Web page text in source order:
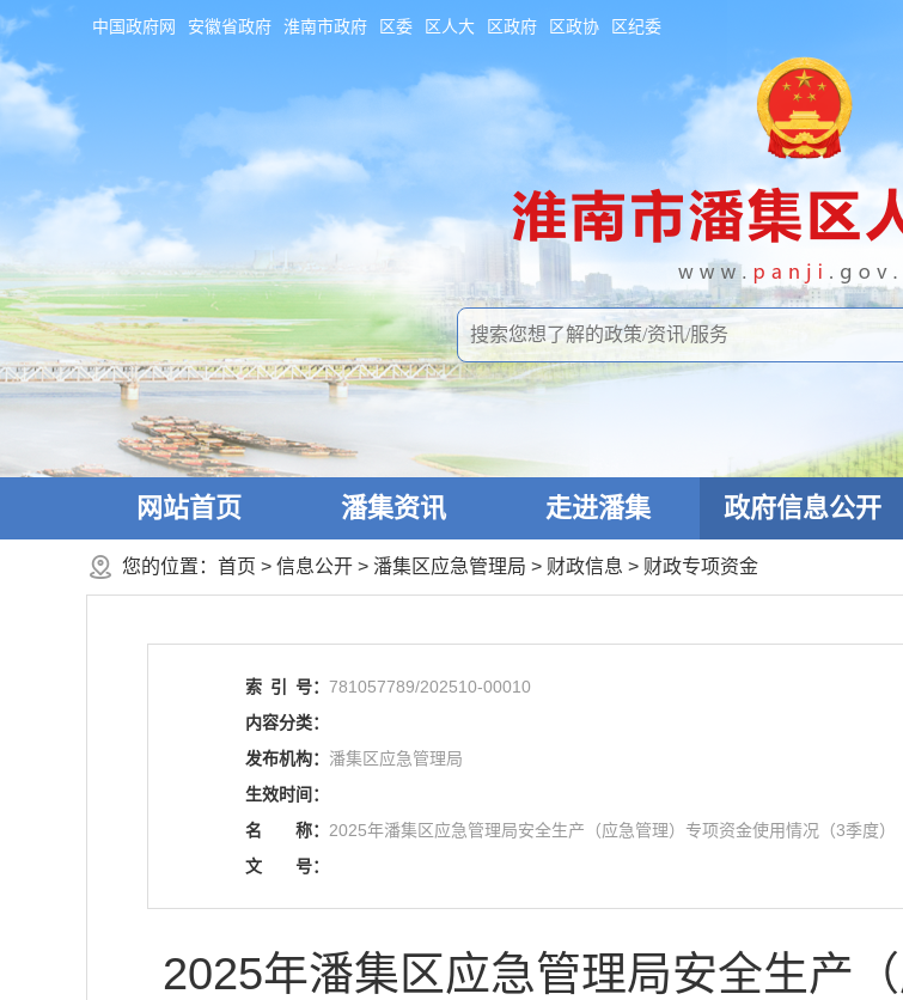
中国政府网 安徽省政府 淮南市政府 区委 区人大 区政府 区政协 区纪委
网站首页 潘集资讯 走进潘集 政府信息公开
您的位置： 首页 > 信息公开 > 潘集区应急管理局 > 财政信息 > 财政专项资金
索 引 号： 781057789/202510-00010
内容分类：
发布机构： 潘集区应急管理局
生效时间：
名
称： 2025年潘集区应急管理局安全生产（应急管理）专项资金使用情况（3季度）
文
号：
2025年潘集区应急管理局安全生产